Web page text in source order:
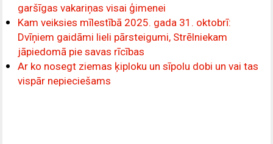
garšīgas vakariņas visai ģimenei
Kam veiksies mīlestībā 2025. gada 31. oktobrī:
Dvīņiem gaidāmi lieli pārsteigumi, Strēlniekam
jāpiedomā pie savas rīcības
Ar ko nosegt ziemas ķiploku un sīpolu dobi un vai tas
vispār nepieciešams